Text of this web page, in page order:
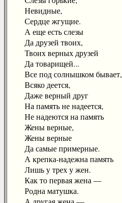
Невидные,
Сердце жгущие.
А еще есть слезы
Да друзей твоих,
Твоих верных друзей
Да товарищей...
Все под солнышком бывает,
Всяко деется,
Даже верный друг
На память не надеется,
Не надеются на память
Жены верные,
Жены верные
Да самые примерные.
А крепка-надежна память
Лишь у трех у жен.
Как то первая жена —
Родна матушка.